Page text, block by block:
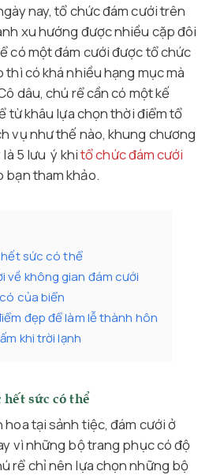
nay, tổ chức đám cưới trên
xu hướng được nhiều cặp đôi
có một đám cưới được tổ chức
có khá nhiều hạng mục mà
dâu, chú rể cần có một kế
từ khâu lựa chọn thời điểm tổ
vụ như thế nào, khung chương
là 5 lưu ý khitổ chức đám cưới
bạn tham khảo.
hết sức có thể
về không gian đám cưới
của biển
đẹp để làm lễ thành hôn
khi trời lạnh
sức có thể
hoa tại sảnh tiệc, đám cưới ở
vì những bộ trang phục có độ
rể chỉ nên lựa chọn những bộ